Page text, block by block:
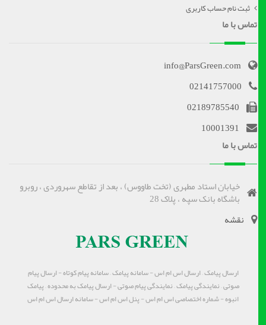
ثبت نام حساب کاربری
تماس با ما
info@ParsGreen.com
02141757000
02189785540
10001391
تماس با ما
خیابان استاد مطهری (تخت طاووس) ، بعد از تقاطع سهروردی ، روبرو
باشگاه بانک سپه ، پلاک 28
نقشه
ارسال پیامک – ارسال اس ام اس - سامانه پیامک – سامانه پیام کوتاه - ارسال پیام
صوتی – نمایندگی پیامک – نمایندگی پیام صوتی - ارسال پیامک به محدوده – پیامک
انبوه - شماره اختصاصی اس ام اس - پنل اس ام اس - سامانه ارسال اس ام اس